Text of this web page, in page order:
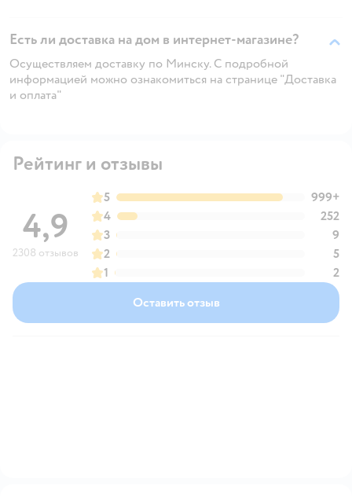
Есть ли доставка на дом в интернет-магазине?
Осуществляем доставку по Минску. С подробной
информацией можно ознакомиться на странице "Доставка
и оплата"
Рейтинг и отзывы
4,9
2308 отзывов
5
999+
4
252
3
9
2
5
1
2
Оставить отзыв